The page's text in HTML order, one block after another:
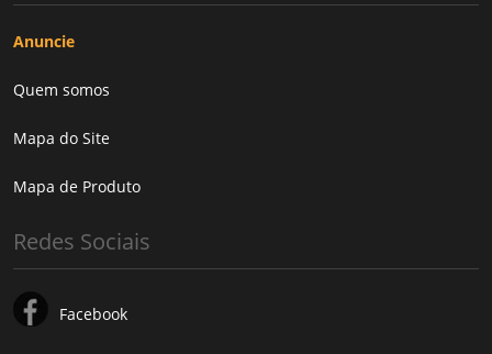
Anuncie
Quem somos
Mapa do Site
Mapa de Produto
Redes Sociais
Facebook